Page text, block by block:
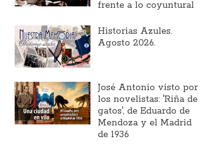
frente a lo coyuntural
Historias Azules.
Agosto 2026.
José Antonio visto por
los novelistas: 'Riña de
gatos', de Eduardo de
Mendoza y el Madrid
de 1936